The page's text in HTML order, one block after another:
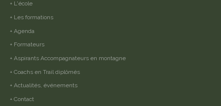
+ L'école
+ Les formations
+ Agenda
+ Formateurs
+ Aspirants Accompagnateurs en montagne
+ Coachs en Trail diplômés
+ Actualités, événements
+ Contact